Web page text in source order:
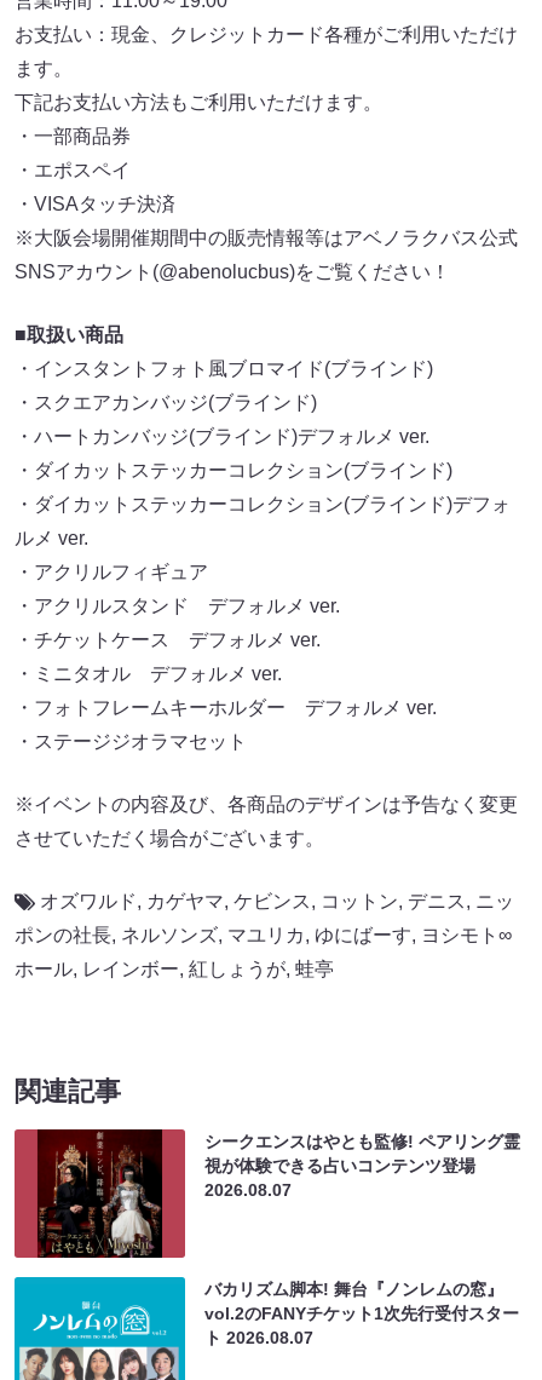
お支払い：現金、クレジットカード各種がご利用いただけ
ます。
下記お支払い方法もご利用いただけます。
・一部商品券
・エポスペイ
・VISAタッチ決済
※大阪会場開催期間中の販売情報等はアベノラクバス公式
SNSアカウント(@abenolucbus)をご覧ください！
■取扱い商品
・インスタントフォト風ブロマイド(ブラインド)
・スクエアカンバッジ(ブラインド)
・ハートカンバッジ(ブラインド)デフォルメ ver.
・ダイカットステッカーコレクション(ブラインド)
・ダイカットステッカーコレクション(ブラインド)デフォ
ルメ ver.
・アクリルフィギュア
・アクリルスタンド デフォルメ ver.
・チケットケース デフォルメ ver.
・ミニタオル デフォルメ ver.
・フォトフレームキーホルダー デフォルメ ver.
・ステージジオラマセット
※イベントの内容及び、各商品のデザインは予告なく変更
させていただく場合がございます。
オズワルド, カゲヤマ, ケビンス, コットン, デニス, ニッ
ポンの社長, ネルソンズ, マユリカ, ゆにばーす, ヨシモト∞
ホール, レインボー, 紅しょうが, 蛙亭
関連記事
シークエンスはやとも監修! ペアリング霊
視が体験できる占いコンテンツ登場
2026.08.07
バカリズム脚本! 舞台『ノンレムの窓』
vol.2のFANYチケット1次先行受付スター
ト2026.08.07